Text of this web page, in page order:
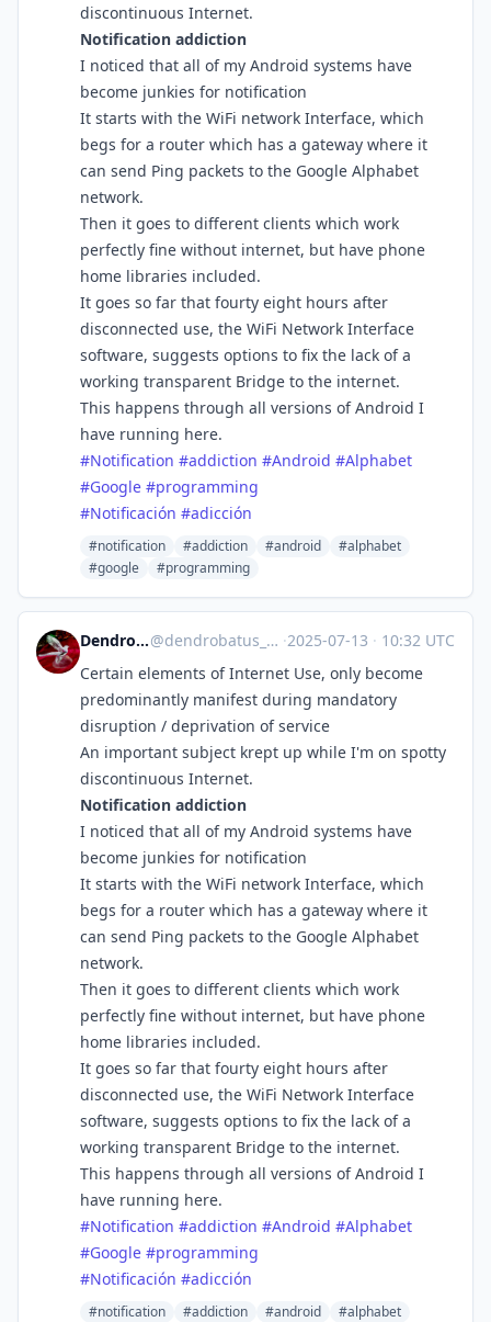
discontinuous Internet.
Notification addiction
I noticed that all of my Android systems have
become junkies for notification
It starts with the WiFi network Interface, which
begs for a router which has a gateway where it
can send Ping packets to the Google Alphabet
network.
Then it goes to different clients which work
perfectly fine without internet, but have phone
home libraries included.
It goes so far that fourty eight hours after
disconnected use, the WiFi Network Interface
software, suggests options to fix the lack of a
working transparent Bridge to the internet.
This happens through all versions of Android I
have running here.
#Notification #addiction #Android #Alphabet
#Google #programming
#Notificación #adicción
#notification #addiction #android
#alphabet
#google
#programming
Dendrobatus Azureus@dendrobatus_azureus@polymaths.social ·2025-07-13 · 10:32 UTC
Certain elements of Internet Use, only become
predominantly manifest during mandatory
disruption / deprivation of service
An important subject krept up while I'm on spotty
discontinuous Internet.
Notification addiction
I noticed that all of my Android systems have
become junkies for notification
It starts with the WiFi network Interface, which
begs for a router which has a gateway where it
can send Ping packets to the Google Alphabet
network.
Then it goes to different clients which work
perfectly fine without internet, but have phone
home libraries included.
It goes so far that fourty eight hours after
disconnected use, the WiFi Network Interface
software, suggests options to fix the lack of a
working transparent Bridge to the internet.
This happens through all versions of Android I
have running here.
#Notification #addiction #Android #Alphabet
#Google #programming
#Notificación #adicción
#notification #addiction #android
#alphabet